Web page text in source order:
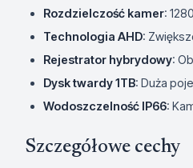
Rozdzielczość kamer:
Technologia AHD:
Rejestrator hybrydowy:
Dysk twardy 1TB: Duża
Wodoszczelność IP66:
Szczegółowe cechy